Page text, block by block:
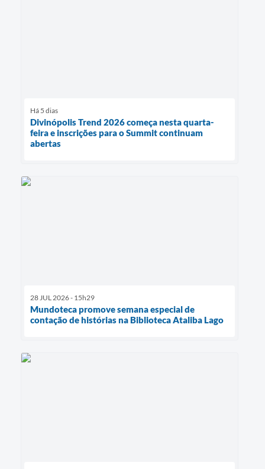
Há 5 dias
Divinópolis Trend 2026 começa nesta quarta-
feira e inscrições para o Summit continuam
abertas
28 JUL 2026 - 15h29
Mundoteca promove semana especial de
contação de histórias na Biblioteca Ataliba Lago